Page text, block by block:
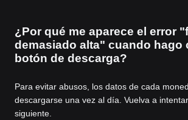
¿Por qué me aparece el error
demasiado alta" cuando hago
botón de descarga?
Para evitar abusos, los datos de cada
descargarse una vez al día. Vuelva a
siguiente.